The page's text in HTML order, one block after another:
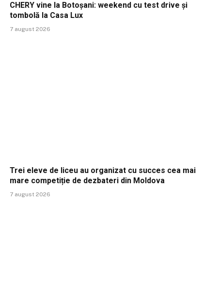
CHERY vine la Botoșani: weekend cu test drive și
tombolă la Casa Lux
7 august 2026
Trei eleve de liceu au organizat cu succes cea mai
mare competiție de dezbateri din Moldova
7 august 2026